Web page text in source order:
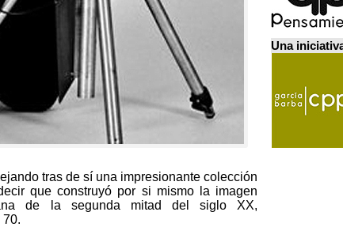
tras de sí una impresionante colección
que construyó por si mismo la imagen
de la segunda mitad del siglo XX,
70.
Una